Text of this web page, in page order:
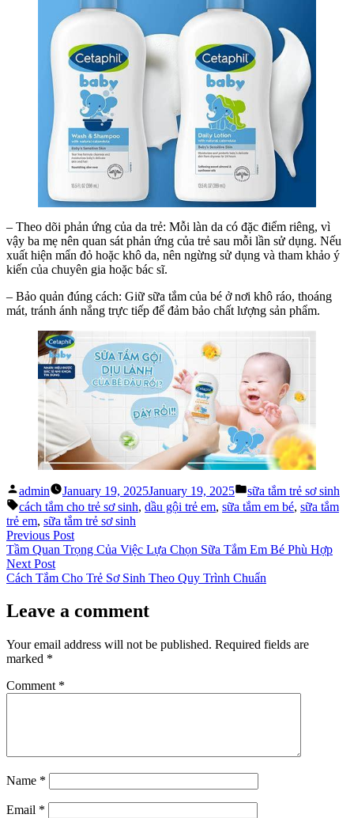
– Theo dõi phản ứng của da trẻ: Mỗi làn da có đặc điểm riêng, vì
vậy ba mẹ nên quan sát phản ứng của trẻ sau mỗi lần sử dụng. Nếu
xuất hiện mẩn đỏ hoặc khô da, nên ngừng sử dụng và tham khảo ý
kiến của chuyên gia hoặc bác sĩ.
– Bảo quản đúng cách: Giữ sữa tắm của bé ở nơi khô ráo, thoáng
mát, tránh ánh nắng trực tiếp để đảm bảo chất lượng sản phẩm.
Posted
by
admin January 19, 2025January 19, 2025
Posted
in
sữa tắm trẻ sơ sinh
Tags:
cách tắm cho trẻ sơ sinh, dầu gội trẻ em, sữa tắm em bé, sữa tắm
trẻ em, sữa tắm trẻ sơ sinh
Post
navigation
Previous PostPrevious
post:
Tầm Quan Trọng Của Việc Lựa Chọn Sữa Tắm Em Bé Phù Hợp
Next PostNext
post:
Cách Tắm Cho Trẻ Sơ Sinh Theo Quy Trình Chuẩn
Leave a comment
Your email address will not be published. Required fields are
marked *
Comment *
Name *
Email *